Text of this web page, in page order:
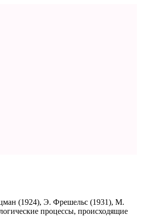
(1924), Э. Фрешельс (1931), М.
процессы, происходящие